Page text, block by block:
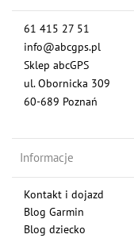
61 415 27 51
info@abcgps.pl
Sklep abcGPS
ul. Obornicka 309
60-689 Poznań
Informacje
Kontakt i dojazd
Blog Garmin
Blog dziecko